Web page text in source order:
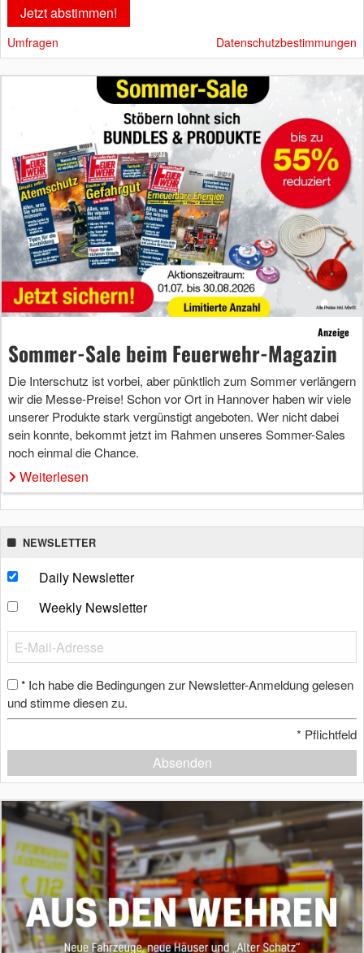
Umfragen Datenschutzbestimmungen
Anzeige
Sommer-Sale beim Feuerwehr-Magazin
Die Interschutz ist vorbei, aber pünktlich zum Sommer verlängern
wir die Messe-Preise! Schon vor Ort in Hannover haben wir viele
unserer Produkte stark vergünstigt angeboten. Wer nicht dabei
sein konnte, bekommt jetzt im Rahmen unseres Sommer-Sales
noch einmal die Chance.
Weiterlesen
NEWSLETTER
Daily Newsletter
Weekly Newsletter
* Ich habe die Bedingungen zur Newsletter-Anmeldung gelesen
und stimme diesen zu.
* Pflichtfeld
Absenden